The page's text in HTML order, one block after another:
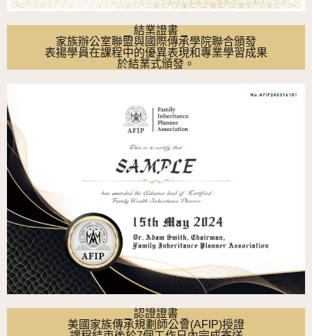
⎯ 結業證書 ⎯
家族辦公室聯盟與國際傳承學院聯合頒發
表揚學員在課程中的優異表現和專業學習成果
於結業式頒發。
⎯ 認證證書 ⎯
美國家族傳承規劃師公會(AFIP)授證